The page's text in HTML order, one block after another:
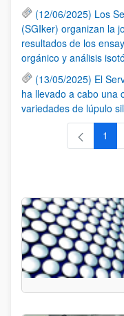
(12/06/2025) Los
(SGIker) organizan la
resultados de los
orgánico y análisis
(13/05/2025) El
ha llevado a cabo una
variedades de lúpulo
1